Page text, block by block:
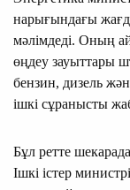
нарығындағы
мәлімдеді. Оның
өңдеу зауыттары
бензин, дизель
ішкі сұранысты
Бұл ретте
Ішкі істер